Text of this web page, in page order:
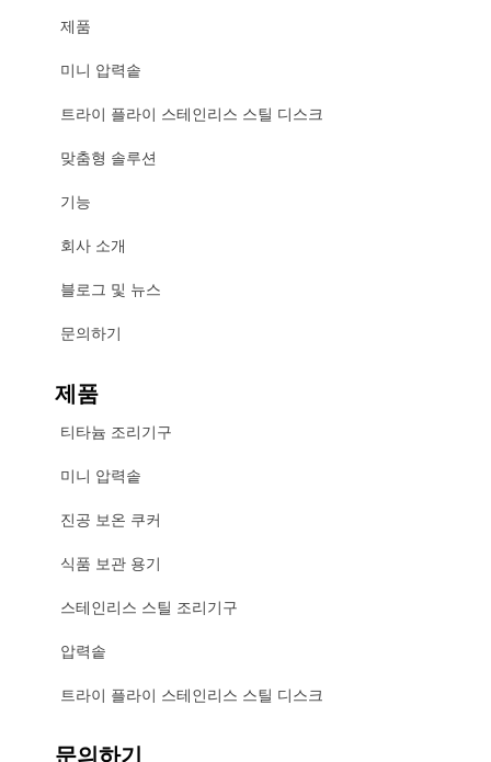
제품
미니 압력솥
트라이 플라이 스테인리스 스틸 디스크
맞춤형 솔루션
기능
회사 소개
블로그 및 뉴스
문의하기
제품
티타늄 조리기구
미니 압력솥
진공 보온 쿠커
식품 보관 용기
스테인리스 스틸 조리기구
압력솥
트라이 플라이 스테인리스 스틸 디스크
문의하기